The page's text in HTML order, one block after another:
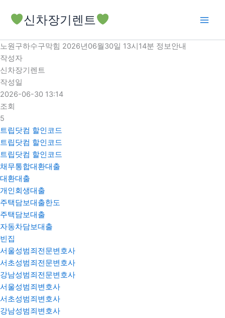
로
건
너
뛰
기
신차장기렌트
노원구하수구막힘 2026년06월30일 13시14분 정보안내
작성자
신차장기렌트
작성일
2026-06-30 13:14
조회
5
트립닷컴 할인코드
트립닷컴 할인코드
트립닷컴 할인코드
채무통합대환대출
대환대출
개인회생대출
주택담보대출한도
주택담보대출
자동차담보대출
빈집
서울성범죄전문변호사
서초성범죄전문변호사
강남성범죄전문변호사
서울성범죄변호사
서초성범죄변호사
강남성범죄변호사